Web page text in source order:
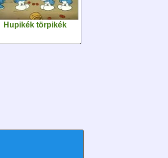
Hupikék törpikék